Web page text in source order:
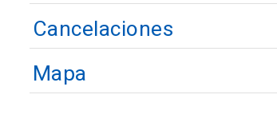
Cancelaciones
Mapa